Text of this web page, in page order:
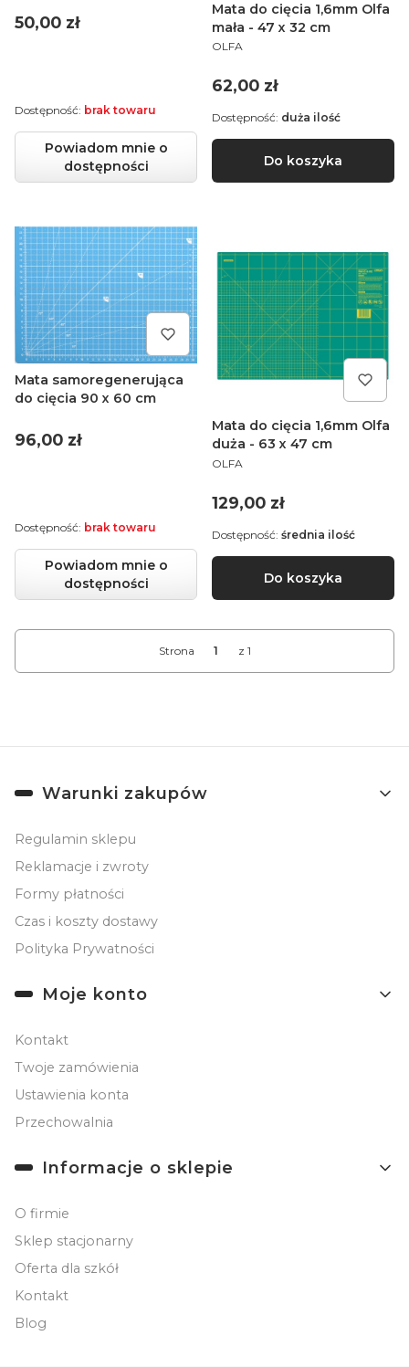
Cena
50,00 zł
Powiadom mnie o
dostępności
Dostępność: brak towaru
Mata do cięcia 1,6mm Olfa
mała - 47 x 32 cm
PRODUCENT
OLFA
Cena
62,00 zł
Do koszyka
Dostępność: duża ilość
Mata samoregenerująca
do cięcia 90 x 60 cm
Cena
96,00 zł
Powiadom mnie o
dostępności
Dostępność: brak towaru
Mata do cięcia 1,6mm Olfa
duża - 63 x 47 cm
PRODUCENT
OLFA
Cena
129,00 zł
Do koszyka
Dostępność: średnia ilość
Strona z 1
Linki w stopce
Warunki zakupów
Regulamin sklepu
Reklamacje i zwroty
Formy płatności
Czas i koszty dostawy
Polityka Prywatności
Moje konto
Kontakt
Twoje zamówienia
Ustawienia konta
Przechowalnia
Informacje o sklepie
O firmie
Sklep stacjonarny
Oferta dla szkół
Kontakt
Blog